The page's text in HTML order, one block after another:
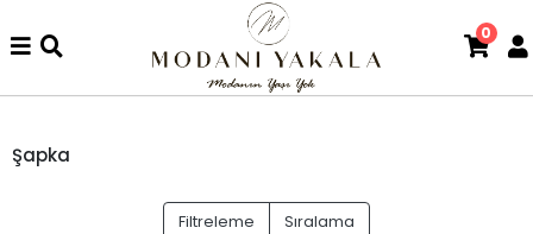
0
Şapka
Filtreleme Sıralama